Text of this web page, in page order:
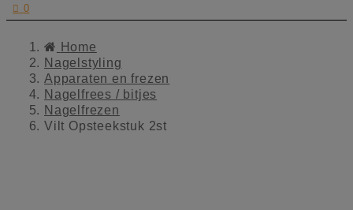
 0
Home
Nagelstyling
Apparaten en frezen
Nagelfrees / bitjes
Nagelfrezen
Vilt Opsteekstuk 2st